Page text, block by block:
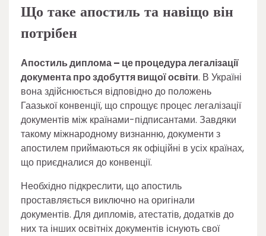
Що таке апостиль та навіщо він
потрібен
Апостиль диплома – це процедура легалізації
документа про здобуття вищої освіти. В Україні
вона здійснюється відповідно до положень
Гаазької конвенції, що спрощує процес легалізації
документів між країнами-підписантами. Завдяки
такому міжнародному визнанню, документи з
апостилем приймаються як офіційні в усіх країнах,
що приєдналися до конвенції.
Необхідно підкреслити, що апостиль
проставляється виключно на оригінали
документів. Для дипломів, атестатів, додатків до
них та інших освітніх документів існують свої